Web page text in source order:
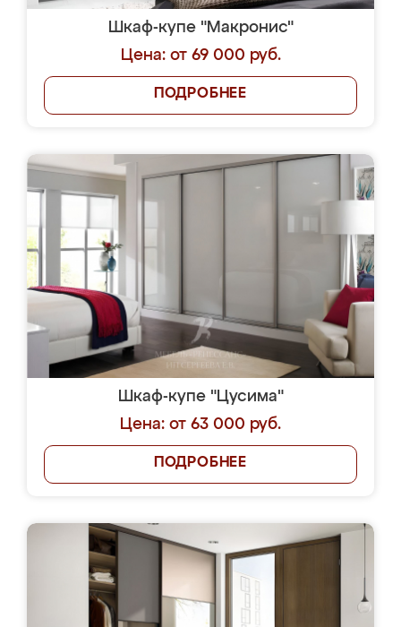
Шкаф-купе "Макронис"
Цена: от 69 000 руб.
ПОДРОБНЕЕ
Шкаф-купе "Цусима"
Цена: от 63 000 руб.
ПОДРОБНЕЕ